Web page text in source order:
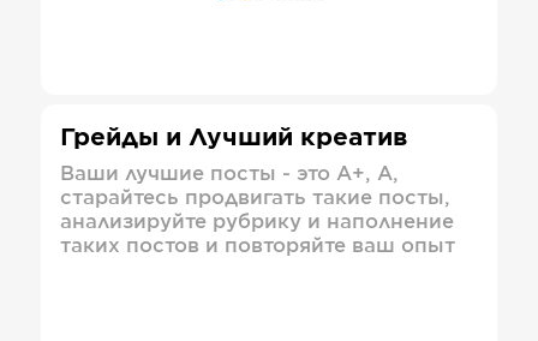
Грейды и Лучший креатив
Ваши лучшие посты - это А+, А,
старайтесь продвигать такие посты,
анализируйте рубрику и наполнение
таких постов и повторяйте ваш опыт